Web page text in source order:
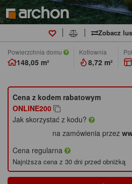
Zobacz
Powierzchnia domu
148,05 m²
Kotłownia
8,72 m²
Cena z kodem rabatowym
ONLINE200
Jak skorzystać z kodu?
na zamówienia przez
Cena regularna
Najniższa cena z 30 dni przed obniżką